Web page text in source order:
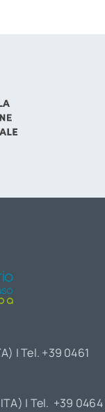
| Tel. +39 0461
| Tel. +39 0464